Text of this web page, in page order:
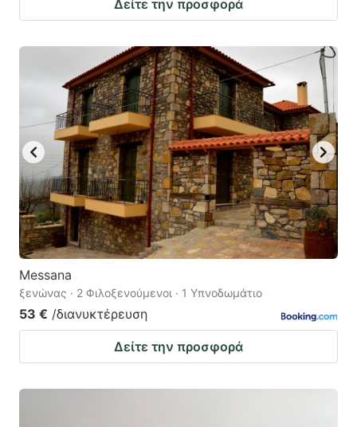
Δείτε την προσφορά
Messana
ξενώνας · 2 Φιλοξενούμενοι · 1 Υπνοδωμάτιο
53 € /διανυκτέρευση
Δείτε την προσφορά